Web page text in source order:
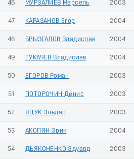
46 МУРЗАЛИЕВ Марсель 2003
47 КАРАЗАНОВ Егор 2004
48 БРЫЗГАЛОВ Владислав 2004
49 ТУКАЧЕВ Владислав 2004
50 ЕГОРОВ Роман 2003
51 ПОТОРОЧИН Денис 2003
52 ЯЦУК Эльдар 2003
53 АКОПЯН Эрик 2004
54 ДЬЯКОНЕНКО Эдуард 2003